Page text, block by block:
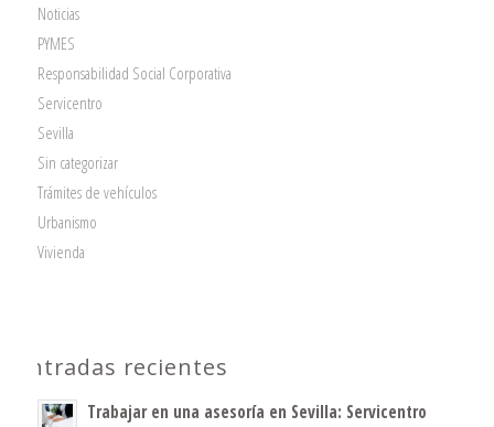
Noticias
PYMES
Responsabilidad Social Corporativa
Servicentro
Sevilla
Sin categorizar
Trámites de vehículos
Urbanismo
Vivienda
Entradas recientes
Trabajar en una asesoría en Sevilla: Servicentro